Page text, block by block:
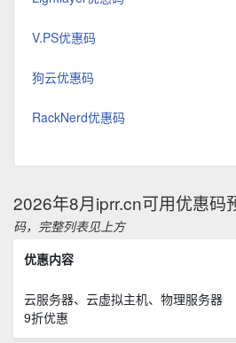
V.PS优惠码
狗云优惠码
RackNerd优惠码
2026年8月iprr.cn可用优惠码
码，完整列表见上方
优惠内容
云服务器、云虚拟主机、物理服务器
9折优惠